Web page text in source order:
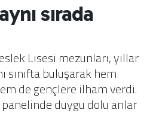
sırada
Lisesi mezunları, yıllar
sınıfta buluşarak hem
de gençlere ilham verdi.
duygu dolu anlar